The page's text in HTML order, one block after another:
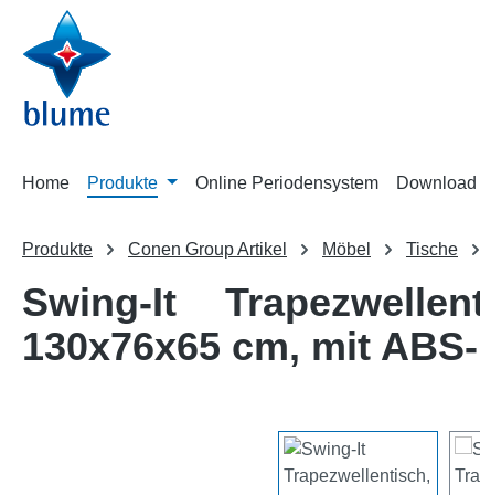
Hauptinhalt springen
Zur Suche springen
Zur Hauptnavigation springen
Home Produkte Online Periodensystem
Produkte Conen Group Artikel Möbel Tische
Swing-It
130x76x65 cm, mit